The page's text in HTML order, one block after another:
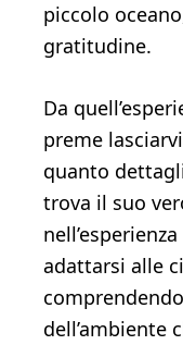
piccolo
gratitudine.
Da
preme
quanto
trova il suo
adattarsi alle
dell’ambiente